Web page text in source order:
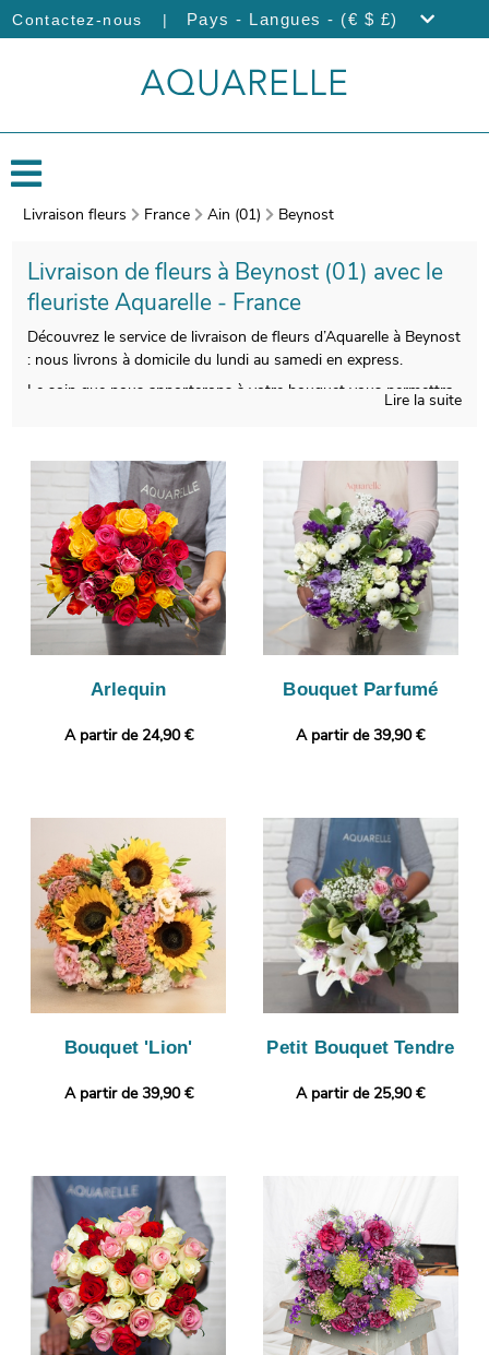
Contactez-nous | Pays - Langues - (€ $ £)
Livraison fleurs France Ain (01) Beynost
Livraison de fleurs à Beynost (01) avec le
fleuriste Aquarelle - France
Découvrez le service de livraison de fleurs d’Aquarelle à Beynost
: nous livrons à domicile du lundi au samedi en express.
Le soin que nous apporterons à votre bouquet vous permettra
spécifique, puis viendra la prise d’une photo de l’ensemble. Le
but est de vous envoyer la photographie par e-mail de manière
à ce que vous puissiez vous assurer que le bouquet que nous
avons composé est le même que celui que vous avez
commandé. L’envoi sera ensuite programmé. Envie de sortir des
sentiers battus ? Sans frais supplémentaire, vous pourrez
ajouter un message ou une photo à votre commande.
Lire la suite
Arlequin
A partir de 24,90 €
Bouquet Parfumé
A partir de 39,90 €
Bouquet 'Lion'
A partir de 39,90 €
Petit Bouquet Tendre
A partir de 25,90 €